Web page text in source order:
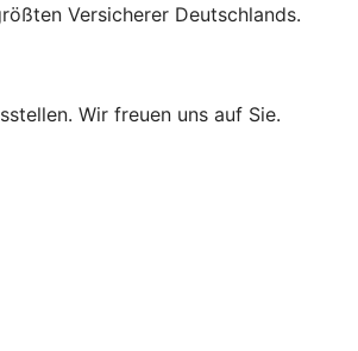
Versicherer Deutschlands.
Wir freuen uns auf Sie.